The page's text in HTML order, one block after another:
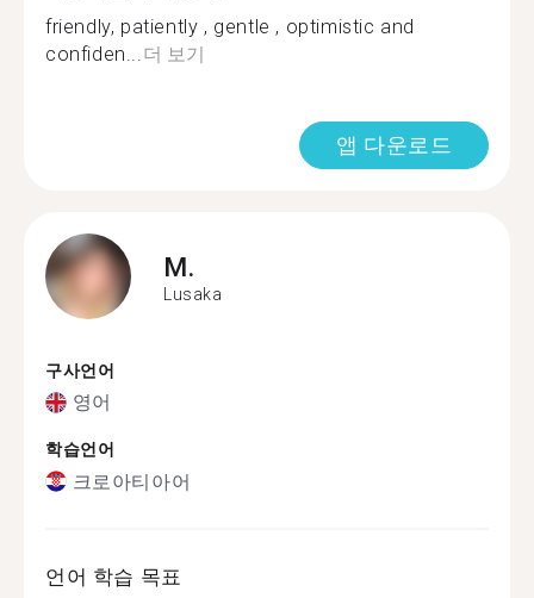
friendly, patiently , gentle , optimistic and
confiden... 더 보기
앱 다운로드
M.
Lusaka
구사언어
영어
학습언어
크로아티아어
언어 학습 목표